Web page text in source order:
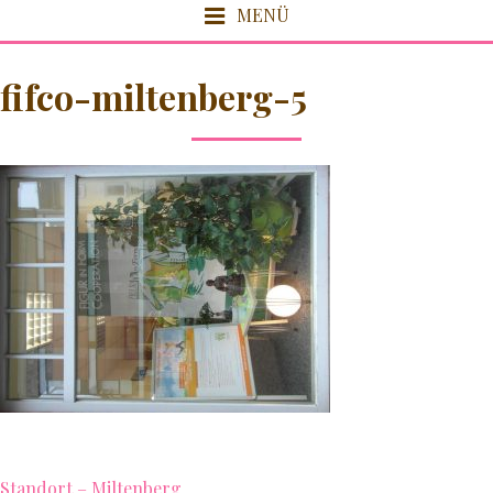
MENÜ
HOME
DETOX / FASZIEN
JÜNGER AUSSEHEN
GLATTE HAUT
NATURKOSMETIK
fifco-miltenberg-5
Standort – Miltenberg